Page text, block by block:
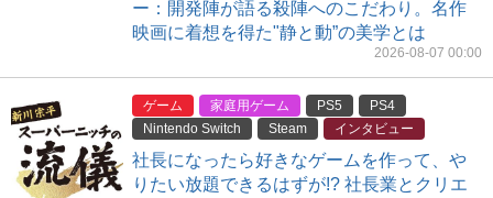
ー：開発陣が語る殺陣へのこだわり。名作
映画に着想を得た"静と動”の美学とは
2026-08-07 00:00
ゲーム 家庭用ゲーム PS5
PS4
Nintendo Switch
Steam インタビュー
社長になったら好きなゲームを作って、や
りたい放題できるはずが!? 社長業とクリエ